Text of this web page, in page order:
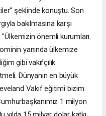
şeklinde konuştu. Son
bakılmasına karşı
önemli kurumları.
yanında ülkemize
gibi vakıfçılık
Dünyanın en büyük
Vakıf eğitimi bizim
1 milyon